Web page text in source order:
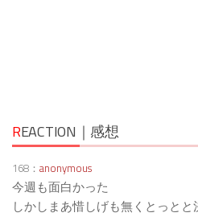
REACTION｜感想
168： anonymous
今週も面白かった
しかしまあ惜しげも無くとっとと